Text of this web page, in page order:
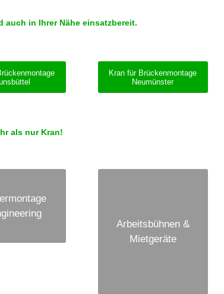
auch in Ihrer Nähe einsatzbereit.
Kran für Brückenmontage
Neumünster
als nur Kran!
Arbeitsbühnen &
Mietgeräte